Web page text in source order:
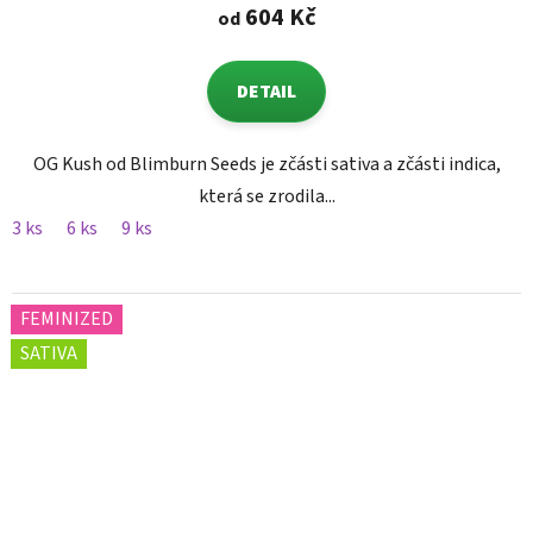
od604 Kč
DETAIL
OG Kush od Blimburn Seeds je zčásti sativa a zčásti indica,
která se zrodila...
3 ks
6 ks 9 ks
FEMINIZED
SATIVA